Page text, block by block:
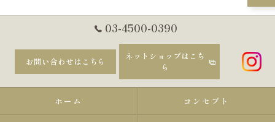
03-4500-0390
お問い合わせはこちら
ネットショップはこち
ら
ホーム コンセプト